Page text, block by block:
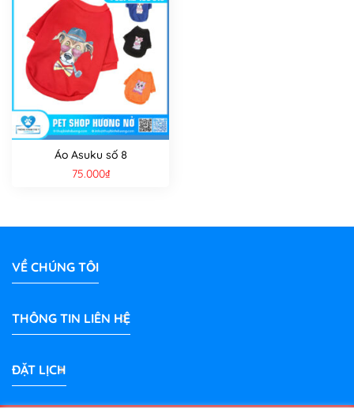
Áo Asuku số 8
75.000₫
VỀ CHÚNG TÔI
THÔNG TIN LIÊN HỆ
ĐẶT LỊCH